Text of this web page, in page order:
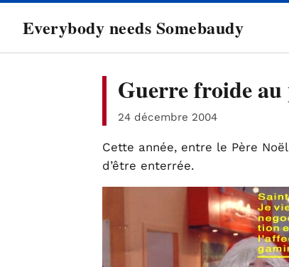
Everybody needs Somebaudy
Guerre froide
24 décembre 2004
Cette année, entre le Père
d’être enterrée.